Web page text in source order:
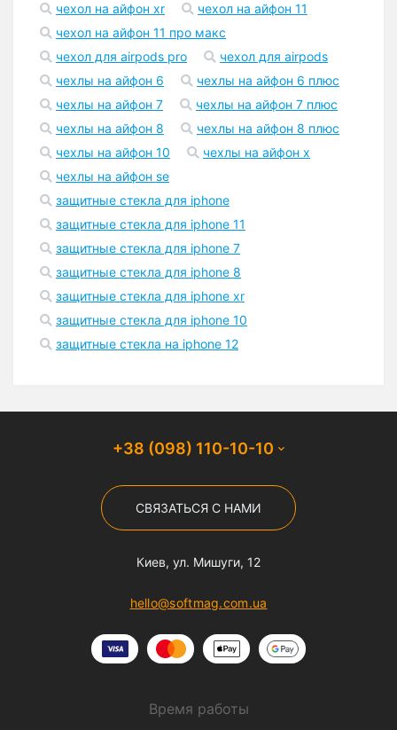
чехол на айфон xr
чехол на айфон 11
чехол на айфон 11 про макс
чехол для airpods pro
чехол для airpods
чехлы на айфон 6
чехлы на айфон 6 плюс
чехлы на айфон 7
чехлы на айфон 7 плюс
чехлы на айфон 8
чехлы на айфон 8 плюс
чехлы на айфон 10
чехлы на айфон x
чехлы на айфон se
защитные стекла для iphone
защитные стекла для iphone 11
защитные стекла для iphone 7
защитные стекла для iphone 8
защитные стекла для iphone xr
защитные стекла для iphone 10
защитные стекла на iphone 12
+38 (098) 110-10-10
СВЯЗАТЬСЯ С НАМИ
Киев, ул. Мишуги, 12
hello@softmag.com.ua
Время работы